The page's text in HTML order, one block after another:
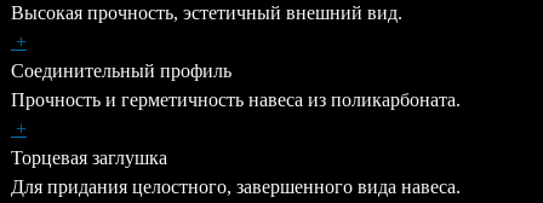
Высокая прочность, эстетичный внешний вид.
+
Соединительный профиль
Прочность и герметичность навеса из поликарбоната.
+
Торцевая заглушка
Для придания целостного, завершенного вида навеса.